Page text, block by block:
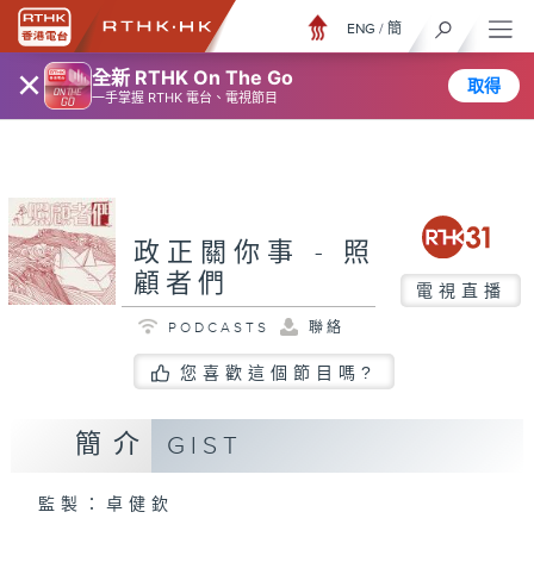
× 全新 RTHK On The Go
一手掌握 RTHK 電台、電視節目
取得
ENG / 簡
政正關你事 - 照
顧者們
電視直播
PODCASTS 聯絡
您喜歡這個節目嗎?
簡介 GIST
監製：卓健欽